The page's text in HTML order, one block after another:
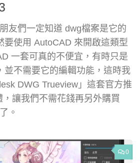
友們一定知道 dwg檔案是它的
要使用 AutoCAD 來開啟這類型
一套可真的不便宜，有時只是
並不需要它的編輯功能，這時我
DWG Trueview」這套官方推
讓我們不需花錢再另外購買
。
0